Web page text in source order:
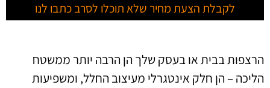
לקבלת הצעת מחיר שלא תוכלו לסרב כתבו לנו
הרצפות בבית או בעסק שלך הן הרבה יותר ממשטח
הליכה – הן חלק אינטגרלי מעיצוב החלל, ומשפיעות